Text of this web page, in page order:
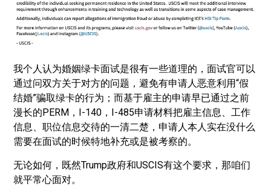
我个人认为婚姻绿卡面试是很有一些道理的，面试官可以
通过问双方关于对方的问题，避免有申请人恶意利用“假
结婚”骗取绿卡的行为；而基于雇主的申请早已通过之前
漫长的PERM，I-140，I-485申请材料把雇主信息、工作
信息、职位信息交待的一清二楚，申请人本人实在没什么
需要在面试的时候特地补充或是被考察的。
无论如何，既然Trump政府和USCIS有这个要求，那咱们
就平常心面对。